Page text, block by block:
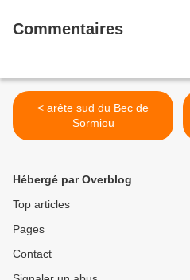
Commentaires
< arête sud du Bec de
Sormiou
Hébergé par Overblog
Top articles
Pages
Contact